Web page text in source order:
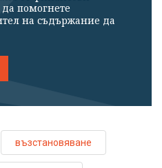
помогнете
на съдържание да
възстановяване